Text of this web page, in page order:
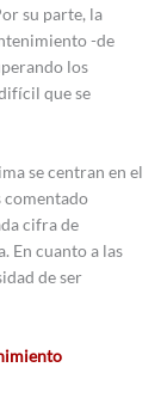
su parte, la
-de
los
que se
se centran en el
comentado
cifra de
En cuanto a las
de ser